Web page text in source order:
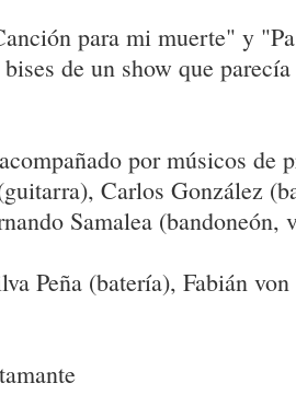
para mi muerte" y
de un show que
por músicos de
Carlos González
Samalea (bandoneón,
Peña (batería), Fabián